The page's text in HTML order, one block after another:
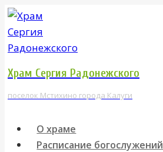
Перейти
к
содержимому
Храм Сергия Радонежского
поселок Мстихино города Калуги
О храме
Расписание богослужений